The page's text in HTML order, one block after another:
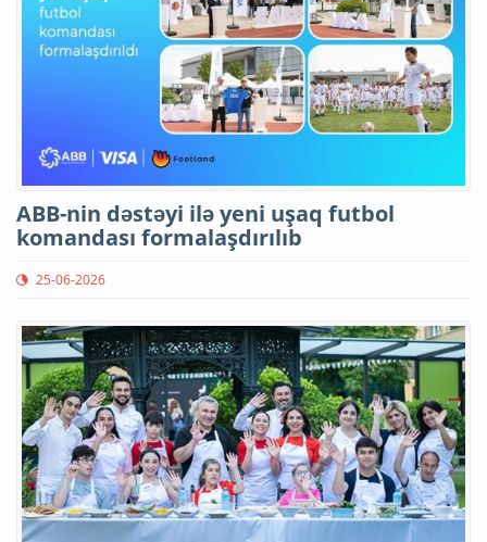
ABB-nin dəstəyi ilə yeni uşaq futbol
komandası formalaşdırılıb
25-06-2026